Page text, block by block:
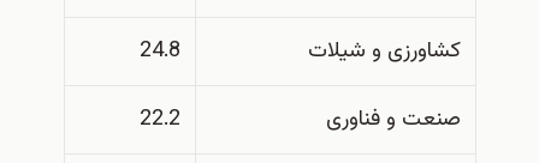
کشاورزی و شیلات 24.8
صنعت و فناوری 22.2